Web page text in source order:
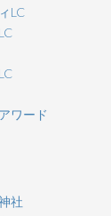
LC
ワード
社